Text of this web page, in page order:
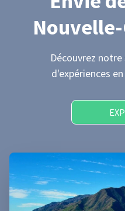
Découvrez
d'expériences